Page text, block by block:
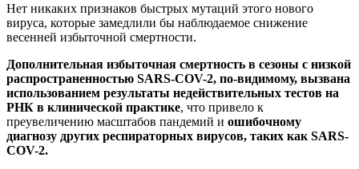
Нет никаких признаков быстрых мутаций этого нового
вируса, которые замедлили бы наблюдаемое снижение
весенней избыточной смертности.
Дополнительная избыточная смертность в сезоны с низкой
распространенностью SARS-COV-2, по-видимому, вызвана
использованием результаты недействительных тестов на
РНК в клинической практике, что привело к
преувеличению масштабов пандемий и ошибочному
диагнозу других респираторных вирусов, таких как SARS-
COV-2.